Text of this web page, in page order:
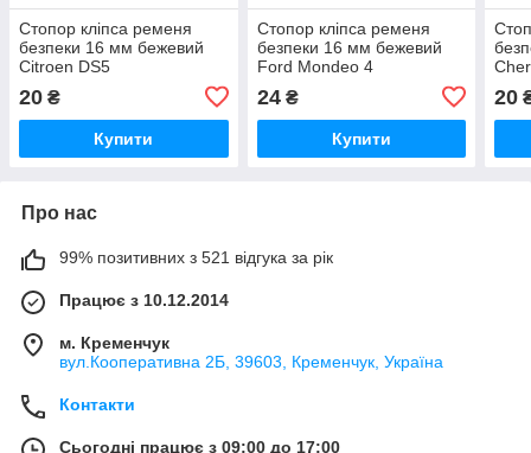
Стопор кліпса ременя
безпеки 16 мм бежевий
Citroen DS5
20 ₴
Купити
Стопор кліпса ременя
безпеки 16 мм бежевий
Ford Mondeo 4
24₴
Купити
20
Про нас
99% позитивних з 521 відгука за рік
Працює з 10.12.2014
м. Кременчук
вул.Кооперативна 2Б, 39603, Кременчук, Україна
Контакти
Сьогодні працює з 09:00 до 17:00